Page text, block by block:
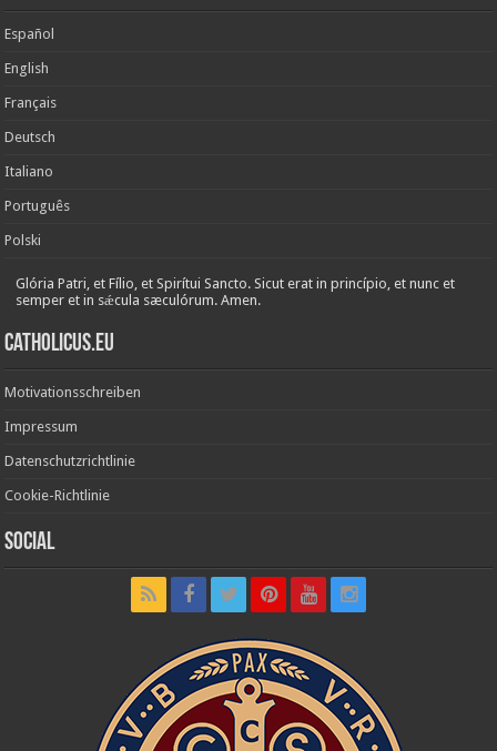
Español
English
Français
Deutsch
Italiano
Português
Polski
Glória Patri, et Fílio, et Spirítui Sancto. Sicut erat in princípio, et nunc et
semper et in sǽcula sæculórum. Amen.
Catholicus.eu
Motivationsschreiben
Impressum
Datenschutzrichtlinie
Cookie-Richtlinie
Social